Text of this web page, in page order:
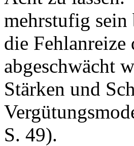
mehrstufig sein
die
abgeschwächt
Stärken und
S. 49).